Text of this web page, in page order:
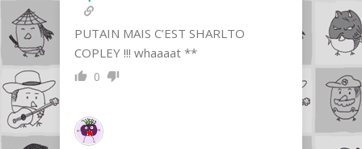
PUTAIN MAIS C’EST SHARLTO
COPLEY !!! whaaaat **
0